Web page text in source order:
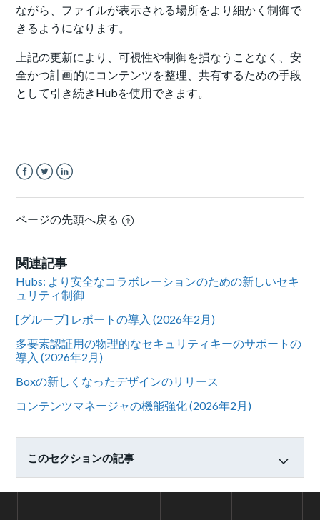
ながら、ファイルが表示される場所をより細かく制御で
きるようになります。
上記の更新により、可視性や制御を損なうことなく、安
全かつ計画的にコンテンツを整理、共有するための手段
として引き続きHubを使用できます。
ページの先頭へ戻る
関連記事
Hubs: より安全なコラボレーションのための新しいセキ
ュリティ制御
[グループ] レポートの導入 (2026年2月)
多要素認証用の物理的なセキュリティキーのサポートの
導入 (2026年2月)
Boxの新しくなったデザインのリリース
コンテンツマネージャの機能強化 (2026年2月)
このセクションの記事